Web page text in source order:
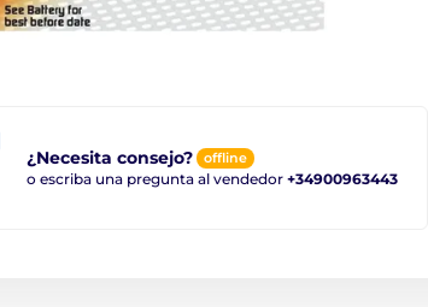
¿Necesita consejo? offline
o escriba una pregunta al vendedor +34900963443